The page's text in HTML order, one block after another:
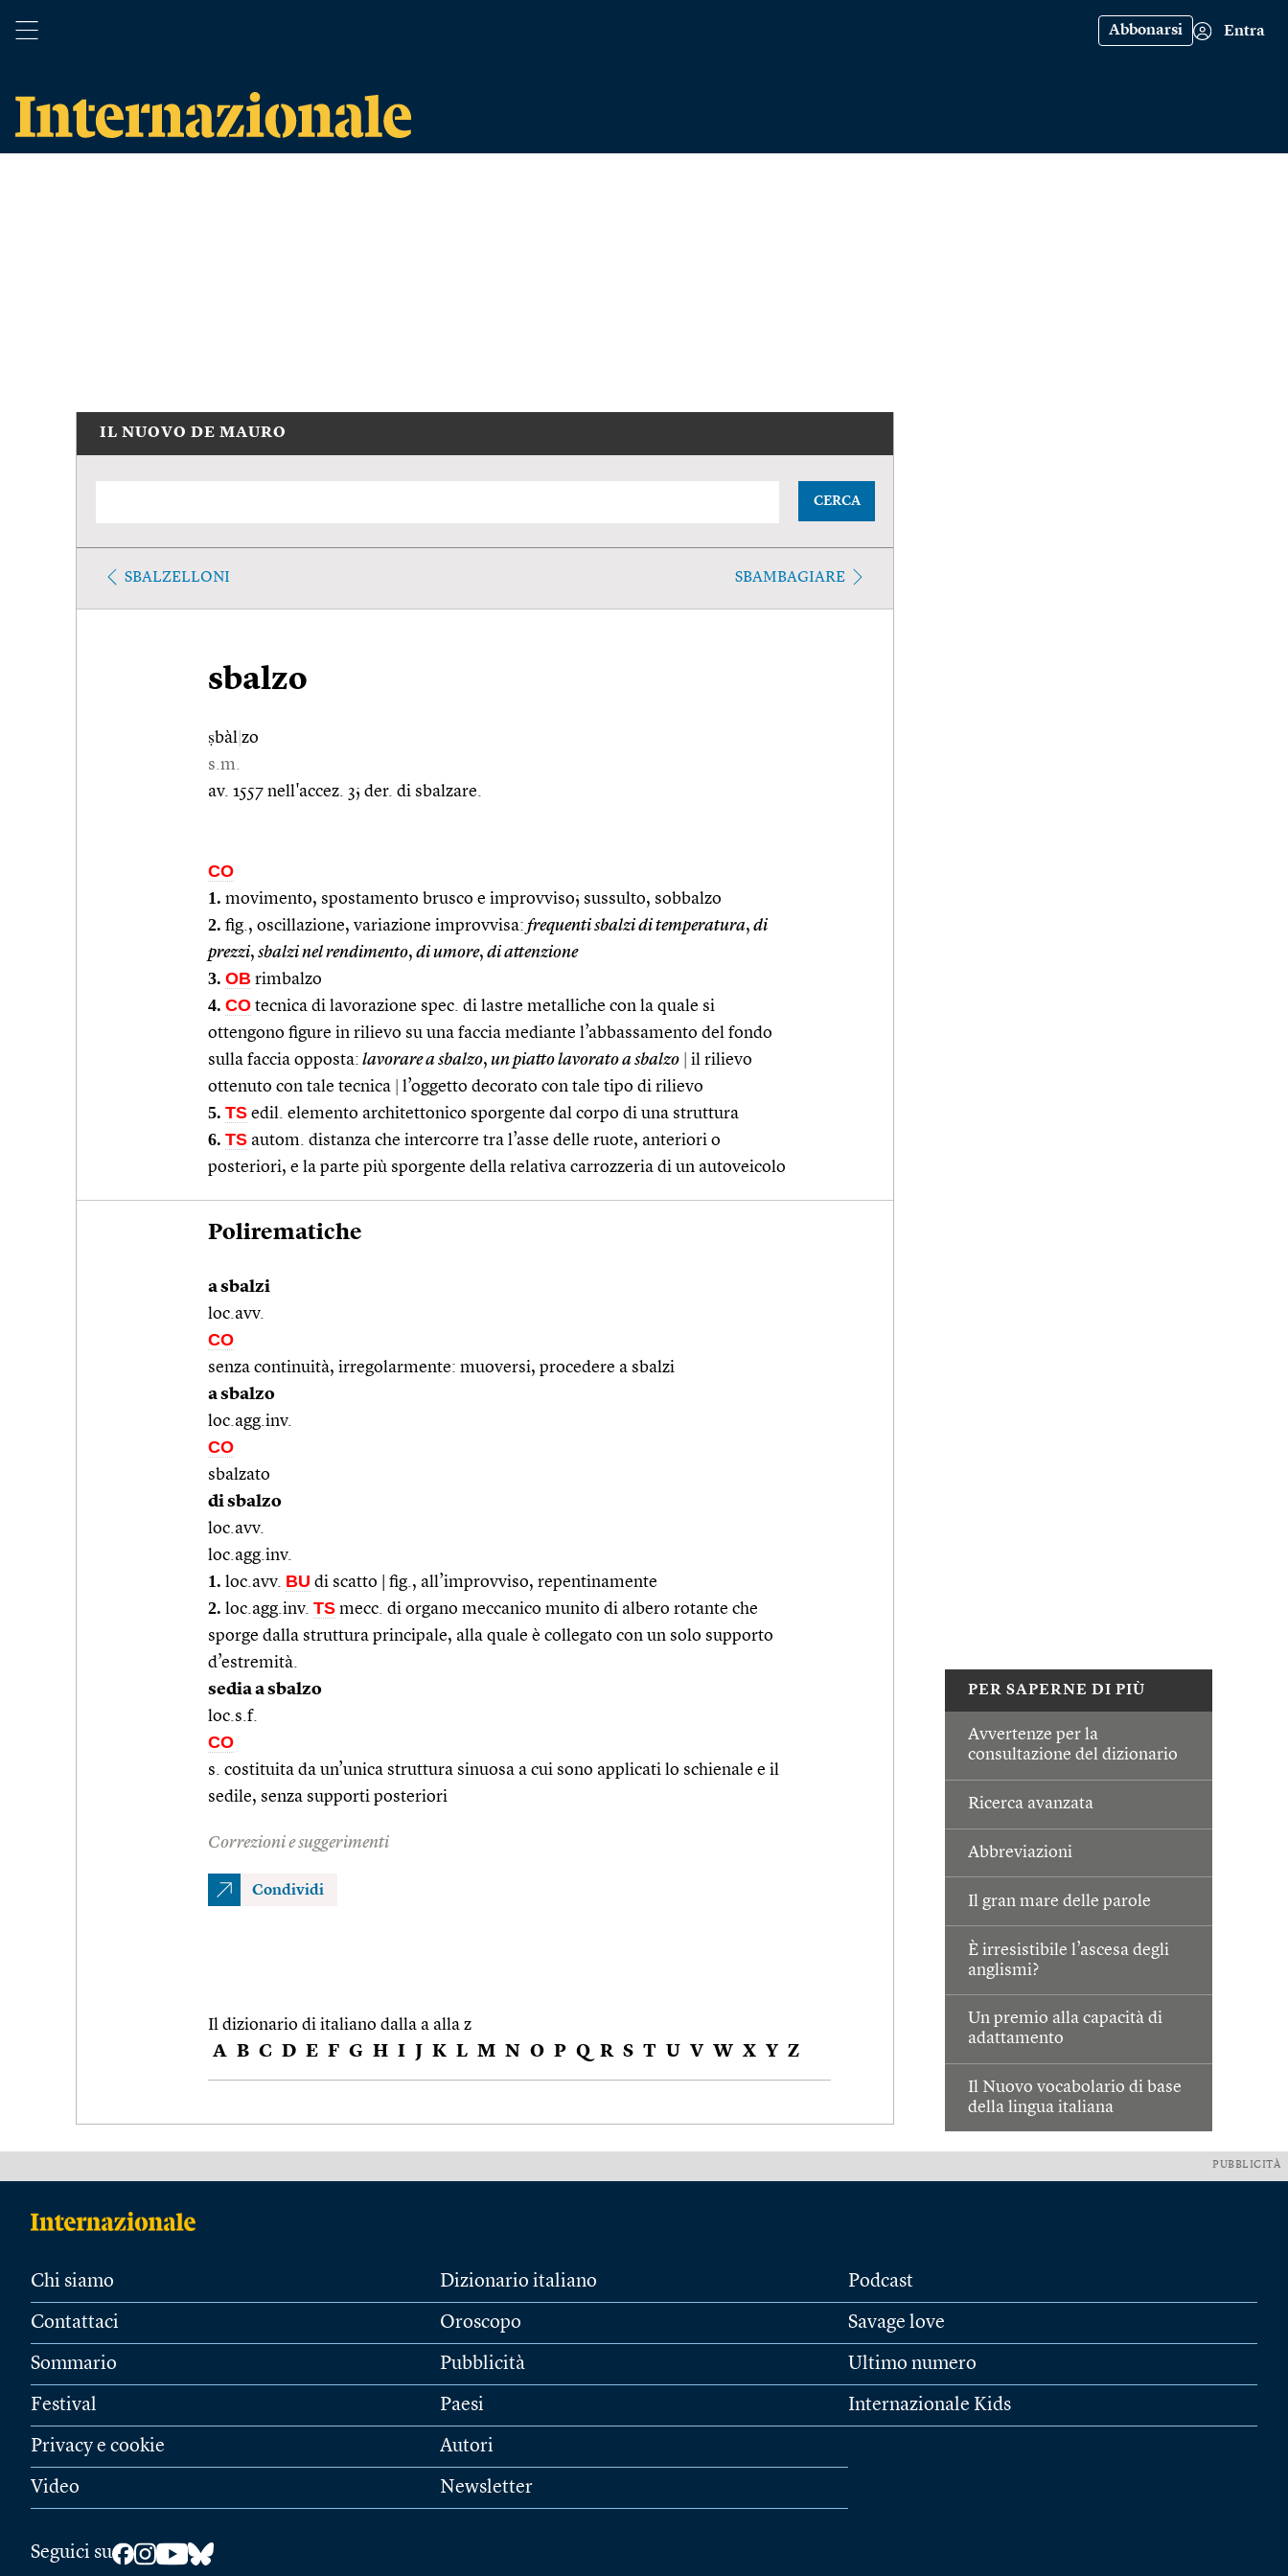
Abbonarsi Entra
PER SAPERNE DI PIÙ
Avvertenze per la
consultazione del dizionario
Ricerca avanzata
Abbreviazioni
Il gran mare delle parole
È irresistibile l’ascesa degli
anglismi?
Un premio alla capacità di
adattamento
Il Nuovo vocabolario di base
della lingua italiana
IL NUOVO DE MAURO
CERCA
SBALZELLONI SBAMBAGIARE
sbalzo
ṣbàl zo
s.m.
av. 1557 nell'accez. 3; der. di sbalzare.
CO
1. movimento, spostamento brusco e improvviso; sussulto, sobbalzo
2. fig., oscillazione, variazione improvvisa: frequenti sbalzi di temperatura, di
prezzi, sbalzi nel rendimento, di umore, di attenzione
3. OB rimbalzo
4. CO tecnica di lavorazione spec. di lastre metalliche con la quale si
ottengono figure in rilievo su una faccia mediante l’abbassamento del fondo
sulla faccia opposta: lavorare a sbalzo, un piatto lavorato a sbalzo
il rilievo
ottenuto con tale tecnica
l’oggetto decorato con tale tipo di rilievo
5. TS edil. elemento architettonico sporgente dal corpo di una struttura
6. TS autom. distanza che intercorre tra l’asse delle ruote, anteriori o
posteriori, e la parte più sporgente della relativa carrozzeria di un autoveicolo
Polirematiche
a sbalzi
loc.avv.
CO
senza continuità, irregolarmente: muoversi, procedere a sbalzi
a sbalzo
loc.agg.inv.
CO
sbalzato
di sbalzo
loc.avv.
loc.agg.inv.
1. loc.avv. BU di scatto | fig., all’improvviso, repentinamente
2. loc.agg.inv. TS mecc. di organo meccanico munito di albero rotante che
sporge dalla struttura principale, alla quale è collegato con un solo supporto
d’estremità.
sedia a sbalzo
loc.s.f.
CO
s. costituita da un’unica struttura sinuosa a cui sono applicati lo schienale e il
sedile, senza supporti posteriori
Correzioni e suggerimenti
Condividi
Il dizionario di italiano dalla a alla z
A B C D E F G H I J K L M N O P Q R S T U V W X Y Z
PUBBLICITÀ
Chi siamo
Contattaci
Sommario
Festival
Privacy e cookie
Video
Dizionario italiano
Oroscopo
Pubblicità
Paesi
Autori
Newsletter
Podcast
Savage love
Ultimo numero
Internazionale Kids
Seguici su